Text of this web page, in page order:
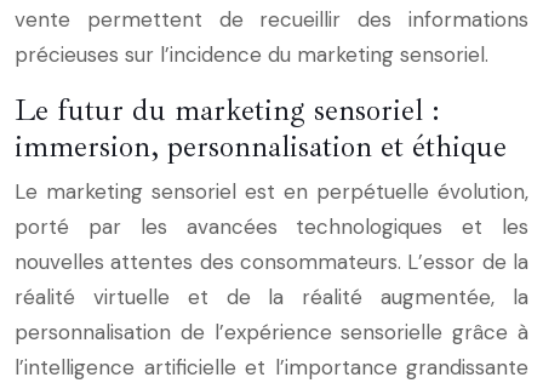
vente permettent de recueillir des informations
précieuses sur l’incidence du marketing sensoriel.
Le futur du marketing sensoriel :
immersion, personnalisation et éthique
Le marketing sensoriel est en perpétuelle évolution,
porté par les avancées technologiques et les
nouvelles attentes des consommateurs. L’essor de la
réalité virtuelle et de la réalité augmentée, la
personnalisation de l’expérience sensorielle grâce à
l’intelligence artificielle et l’importance grandissante